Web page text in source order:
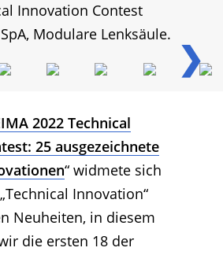
❯
Innovation Contest
Modulare Lenksäule.
2022 Technical
25 ausgezeichnete
“ widmete sich
Innovation“
Neuheiten, in diesem
die ersten 18 der